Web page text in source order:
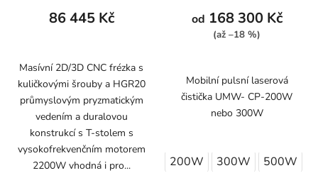
86 445 Kč
Masívní 2D/3D CNC frézka s
kuličkovými šrouby a HGR20
průmyslovým pryzmatickým
vedením a duralovou
konstrukcí s T-stolem s
vysokofrekvenčním motorem
2200W vhodná i pro...
od 168 300 Kč
(až –18 %)
Mobilní pulsní laserová
čistička UMW- CP-200W
nebo 300W
200W 300W 500W